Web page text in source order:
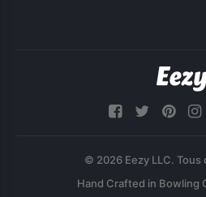
© 2026 Eezy LLC.